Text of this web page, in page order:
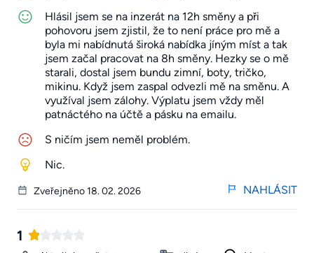
Hlásil jsem se na inzerát na 12h směny a při
pohovoru jsem zjistil, že to není práce pro mě a
byla mi nabídnutá široká nabídka jíným míst a tak
jsem začal pracovat na 8h směny. Hezky se o mě
starali, dostal jsem bundu zimní, boty, tričko,
mikinu. Když jsem zaspal odvezli mě na směnu. A
využíval jsem zálohy. Výplatu jsem vždy měl
patnáctého na účtě a pásku na emailu.
S ničím jsem neměl problém.
Nic.
Zveřejněno 18. 02. 2026 NAHLÁSIT
1